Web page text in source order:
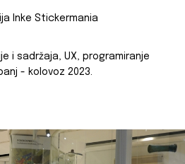
Inke Stickermania
i sadržaja, UX, programiranje
- kolovoz 2023.